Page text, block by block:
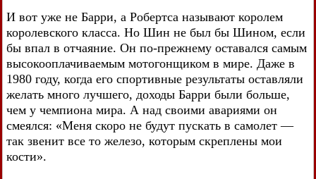
И вот уже не Барри, а Робертса называют королем
королевского класса. Но Шин не был бы Шином, если
бы впал в отчаяние. Он по-прежнему оставался самым
высокооплачиваемым мотогонщиком в мире. Даже в
1980 году, когда его спортивные результаты оставляли
желать много лучшего, доходы Барри были больше,
чем у чемпиона мира. А над своими авариями он
смеялся: «Меня скоро не будут пускать в самолет —
так звенит все то железо, которым скреплены мои
кости».